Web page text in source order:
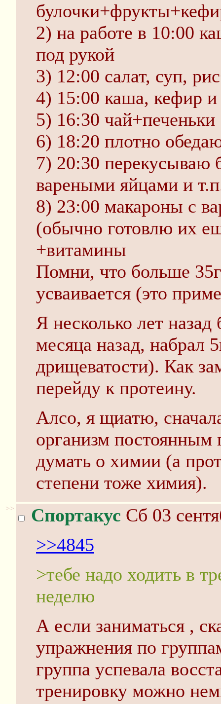
2) на работе в 10:00
под рукой
3) 12:00 салат, суп,
4) 15:00 каша, кефир и
5) 16:30 чай+печеньки
6) 18:20 плотно
7) 20:30 перекусываю
вареными яйцами и
8) 23:00 макароны с
(обычно готовлю их
+витамины
Помни, что больше 35г
усваивается (это
Я несколько лет
месяца назад, набрал
дрищеватости). Как
перейду к протеину.
Алсо, я щиатю,
организм
думать о химии (а
степени тоже химия).
>> Спортакус Сб 03
>>4845
>тебе надо ходить в
неделю
А если заниматься ,
упражнения по
группа успевала
тренировку можно